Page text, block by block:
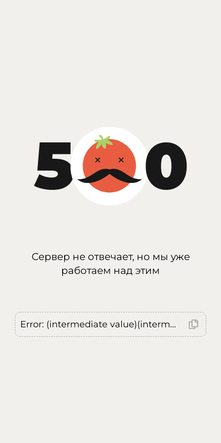
Сервер не отвечает, но мы уже
работаем над этим
Error: (intermediate value)(intermediate value)(intermediate value).replaceAll is not a function